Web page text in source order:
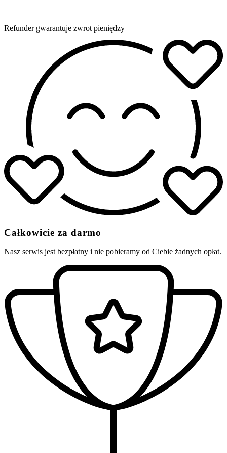
Refunder gwarantuje zwrot pieniędzy
Całkowicie za darmo
Nasz serwis jest bezpłatny i nie pobieramy od Ciebie żadnych opłat.